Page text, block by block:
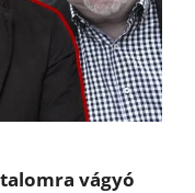
vágyó